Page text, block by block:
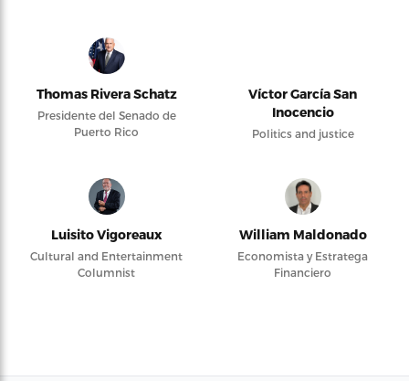
Thomas Rivera Schatz
Presidente del Senado de
Puerto Rico
Víctor García San
Inocencio
Politics and justice
Luisito Vigoreaux
Cultural and Entertainment
Columnist
William Maldonado
Economista y Estratega
Financiero